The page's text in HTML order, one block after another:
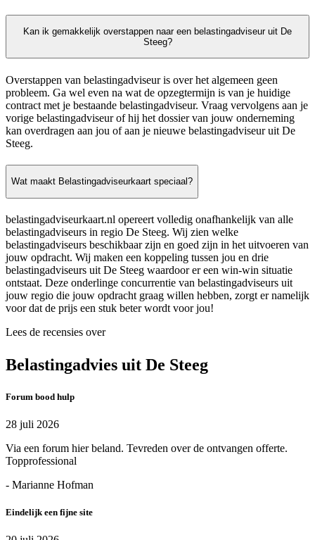
Kan ik gemakkelijk overstappen naar een belastingadviseur uit De
Steeg?
Overstappen van belastingadviseur is over het algemeen geen
probleem. Ga wel even na wat de opzegtermijn is van je huidige
contract met je bestaande belastingadviseur. Vraag vervolgens aan je
vorige belastingadviseur of hij het dossier van jouw onderneming
kan overdragen aan jou of aan je nieuwe belastingadviseur uit De
Steeg.
Wat maakt Belastingadviseurkaart speciaal?
belastingadviseurkaart.nl opereert volledig onafhankelijk van alle
belastingadviseurs in regio De Steeg. Wij zien welke
belastingadviseurs beschikbaar zijn en goed zijn in het uitvoeren van
jouw opdracht. Wij maken een koppeling tussen jou en drie
belastingadviseurs uit De Steeg waardoor er een win-win situatie
ontstaat. Deze onderlinge concurrentie van belastingadviseurs uit
jouw regio die jouw opdracht graag willen hebben, zorgt er namelijk
voor dat de prijs een stuk beter wordt voor jou!
Lees de recensies over
Belastingadvies uit De Steeg
Forum bood hulp
28 juli 2026
Via een forum hier beland. Tevreden over de ontvangen offerte.
Topprofessional
- Marianne Hofman
Eindelijk een fijne site